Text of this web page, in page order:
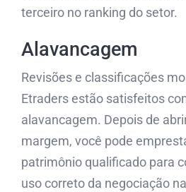
terceiro no ranking do setor.
Alavancagem
Revisões e classificações
Etraders estão satisfeitos
alavancagem. Depois de
margem, você pode
patrimônio qualificado para
uso correto da negociação